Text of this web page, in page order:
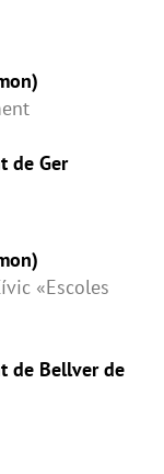
de Ger
«Escoles
de Bellver de